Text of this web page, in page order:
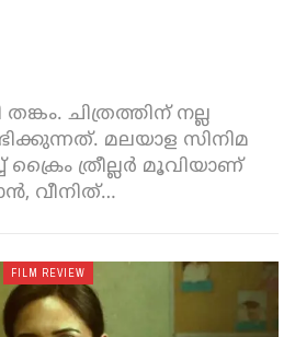
ചിത്രത്തിന് നല്ല
മലയാള സിനിമ
ക്രെെം ത്രീല്ലർ മൂവിയാണ്
വീനിത്…
FILM REVIEW